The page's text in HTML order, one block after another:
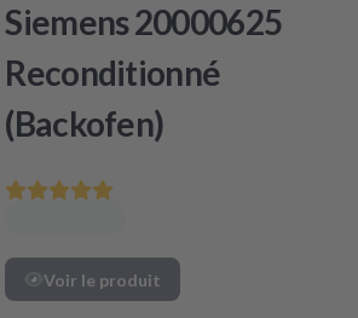
Siemens 20000625
Reconditionné
(Backofen)
Voir le produit